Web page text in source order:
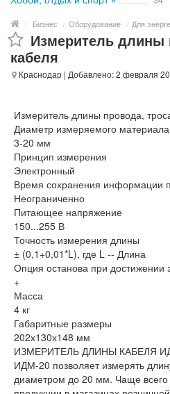
/ Бизнес / Оборудование / Для
Измеритель длины
кабеля
Краснодар | Добавлено: 2 февраля
Измеритель длины провода,
Диаметр измеряемого материала
3-20 мм
Принцип измерения
Электронный
Время сохранения информации
Неограниченно
Питающее напряжение
150...255 В
Точность измерения длины
± (0,1+0,01*L), где L -- Длина
Опция останова при
+
Масса
4 кг
Габаритные размеры
202х130х148 мм
ИЗМЕРИТЕЛЬ ДЛИНЫ КАБЕЛЯ
ИДМ-20 позволяет измерять
диаметром до 20 мм. Чаще всего